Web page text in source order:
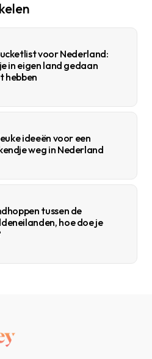
voor Nederland:
in eigen land gedaan
hebben
ideeën voor een
weg in Nederland
tussen de
hoe doe je